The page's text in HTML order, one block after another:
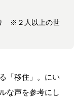
り ※２人以上の世
「移住」。にい
な声を参考にし